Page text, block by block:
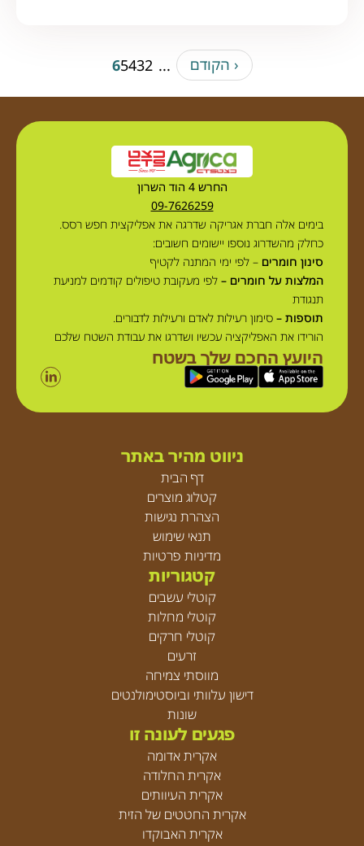
‹ הקודם ...
2
3
4
5
6
החרש 4 הוד השרון
09-7626259
בימים אלה חברת אגריקה שדרגה את אפליקצית חפש רסס.
כחלק מהשדרוג נוספו יישומים חשובים:
סינון חומרים – לפי ימי המתנה לקטיף
המלצות על חומרים – לפי מעקובת טיפולים קודמים למניעת
תנגודת
תוספות – סימון רעילות לאדם ורעילות לדבורים.
הורידו את האפליקציה עכשיו ושדרגו את עבודת השטח שלכם
היועץ החכם שלך בשטח
ניווט מהיר באתר
דף הבית
קטלוג מוצרים
הצהרת נגישות
תנאי שימוש
מדיניות פרטיות
קטגוריות
קוטלי עשבים
קוטלי מחלות
קוטלי חרקים
זרעים
מווסתי צמיחה
דישון עלוותי וביוסטימולנטים
שונות
פגעים לעונה זו
אקרית אדומה
אקרית החלודה
אקרית העיוותים
אקרית החטטים של הזית
אקרית האבוקדו